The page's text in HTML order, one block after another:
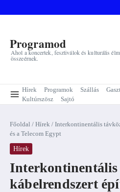
Programod
Ahol a koncertek, fesztiválok és kulturális
összeérnek.
Hírek Programok Szállás
Kultúrszösz
Sajtó
Főoldal / Hírek / Interkontinentális
és a Telecom Egypt
Hírek
Interkontinentális
kábelrendszert